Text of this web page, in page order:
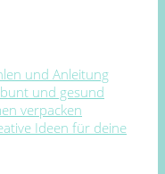
und Anleitung
und gesund
verpacken
Ideen für deine